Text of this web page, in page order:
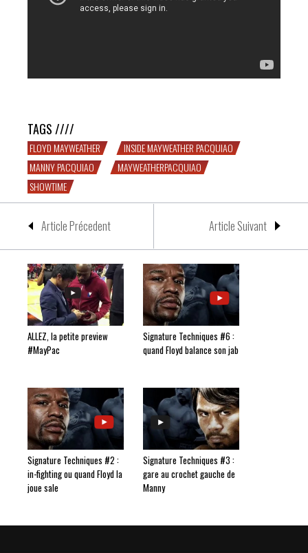
TAGS ////
FLOYD MAYWEATHER
INSIDE MAYWEATHER PACQUIAO
MANNY PACQUIAO
MAYWEATHERPACQUIAO
SHOWTIME
Article Précedent Article Suivant
ALLEZ, la petite preview
#MayPac
Signature Techniques #6 :
quand Floyd balance son jab
Signature Techniques #2 :
in-fighting ou quand Floyd la
joue sale
Signature Techniques #3 :
gare au crochet gauche de
Manny